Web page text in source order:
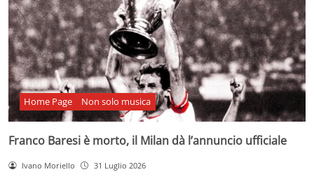
Home Page Non solo musica
Franco Baresi è morto, il Milan dà l’annuncio ufficiale
Ivano Moriello 31 Luglio 2026